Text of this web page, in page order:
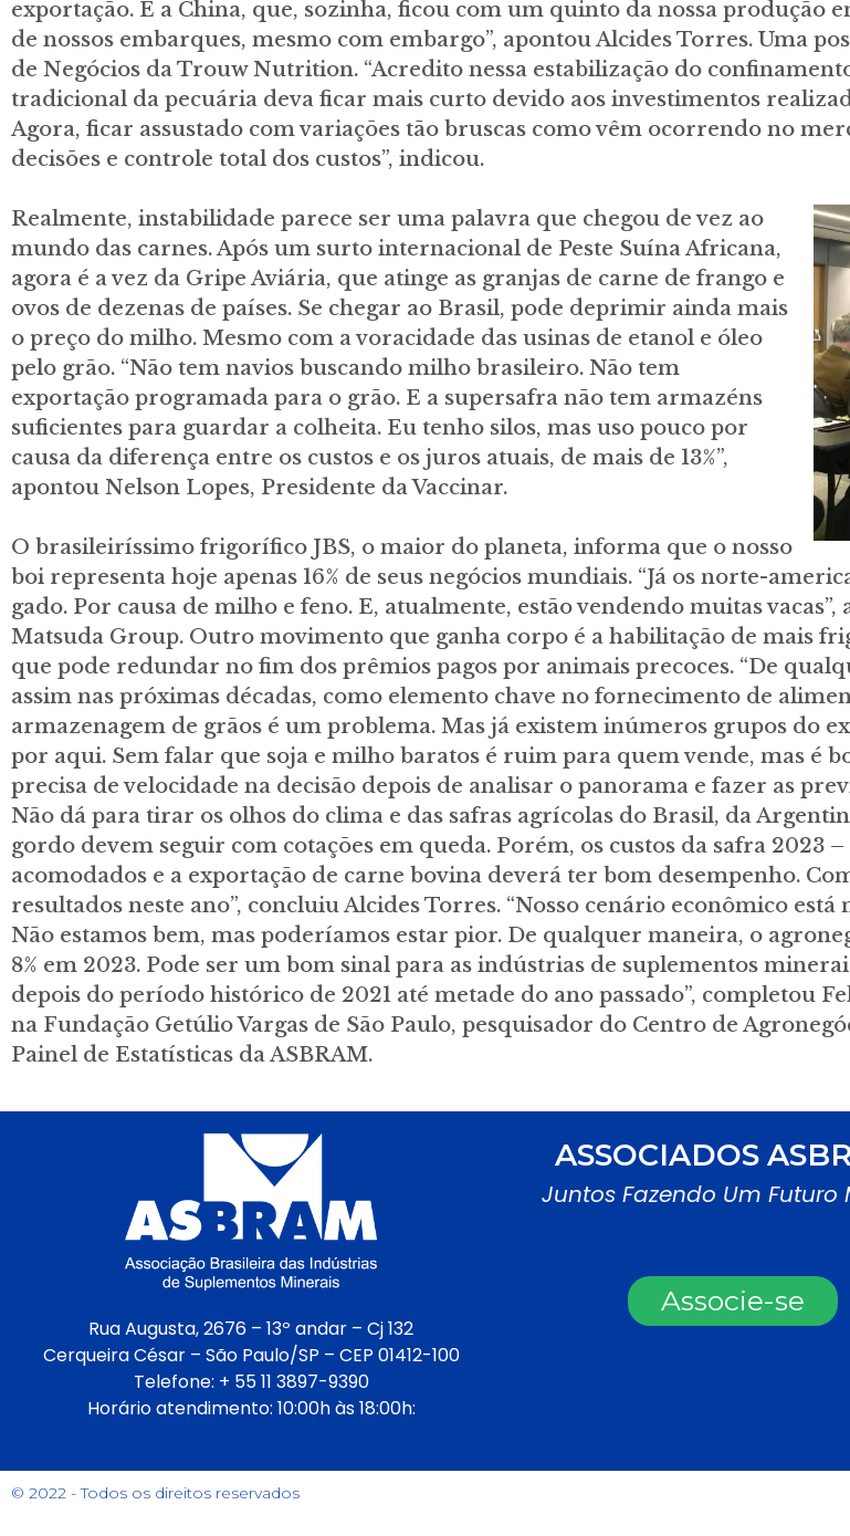
exportação. E a China, que, sozinha, ficou com um quinto da nossa produção
de nossos embarques, mesmo com embargo”, apontou Alcides Torres. Uma
de Negócios da Trouw Nutrition. “Acredito nessa estabilização do
tradicional da pecuária deva ficar mais curto devido aos investimentos
Agora, ficar assustado com variações tão bruscas como vêm ocorrendo no
decisões e controle total dos custos”, indicou.
Realmente, instabilidade parece ser uma palavra que chegou de vez ao
mundo das carnes. Após um surto internacional de Peste Suína Africana,
agora é a vez da Gripe Aviária, que atinge as granjas de carne de frango e
ovos de dezenas de países. Se chegar ao Brasil, pode deprimir ainda mais
o preço do milho. Mesmo com a voracidade das usinas de etanol e óleo
pelo grão. “Não tem navios buscando milho brasileiro. Não tem
exportação programada para o grão. E a supersafra não tem armazéns
suficientes para guardar a colheita. Eu tenho silos, mas uso pouco por
causa da diferença entre os custos e os juros atuais, de mais de 13%”,
apontou Nelson Lopes, Presidente da Vaccinar.
O brasileiríssimo frigorífico JBS, o maior do planeta, informa que o nosso
boi representa hoje apenas 16% de seus negócios mundiais. “Já os norte-
gado. Por causa de milho e feno. E, atualmente, estão vendendo muitas
Matsuda Group. Outro movimento que ganha corpo é a habilitação de mais
que pode redundar no fim dos prêmios pagos por animais precoces. “De
assim nas próximas décadas, como elemento chave no fornecimento de
armazenagem de grãos é um problema. Mas já existem inúmeros grupos do
por aqui. Sem falar que soja e milho baratos é ruim para quem vende, mas é
precisa de velocidade na decisão depois de analisar o panorama e fazer as
Não dá para tirar os olhos do clima e das safras agrícolas do Brasil, da
gordo devem seguir com cotações em queda. Porém, os custos da safra 2023
acomodados e a exportação de carne bovina deverá ter bom desempenho.
resultados neste ano”, concluiu Alcides Torres. “Nosso cenário econômico
Não estamos bem, mas poderíamos estar pior. De qualquer maneira, o
8% em 2023. Pode ser um bom sinal para as indústrias de suplementos
depois do período histórico de 2021 até metade do ano passado”, completou
na Fundação Getúlio Vargas de São Paulo, pesquisador do Centro de
Painel de Estatísticas da ASBRAM.
Rua Augusta, 2676 – 13º andar – Cj 132
Cerqueira César – São Paulo/SP – CEP 01412-100
Telefone: + 55 11 3897-9390
Horário atendimento: 10:00h às 18:00h:
ASSOCIADOS
Juntos Fazendo Um Futuro
Associe-se
© 2022 - Todos os direitos reservados